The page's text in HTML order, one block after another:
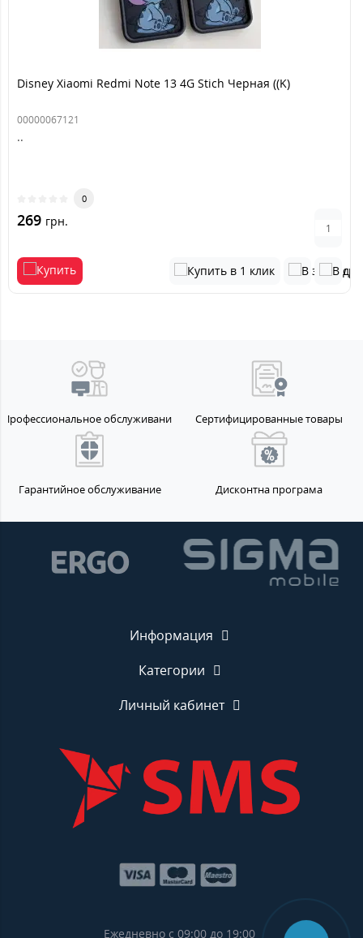
Disney Xiaomi Redmi Note 13 4G Stich Черная ((K)
00000067121
..
0
269 грн.
Профессиональное обслуживание Сертифицированные товары
Гарантийное обслуживание Дисконтна програма
Информация
Категории
Личный кабинет
Ежедневно с 09:00 до 19:00